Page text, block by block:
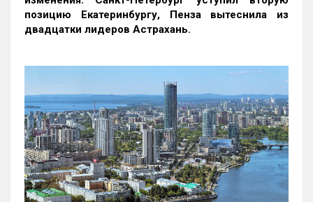
позицию Екатеринбургу, Пенза вытеснила из
двадцатки лидеров Астрахань.